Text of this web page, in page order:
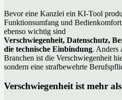
Bevor eine Kanzlei ein KI-Tool
Funktionsumfang und
ebenso wichtig sind
Verschwiegenheit, Datenschutz,
die technische Einbindung. Anders
Branchen ist die Verschwiegenheit
sondern eine strafbewehrte
Verschwiegenheit ist mehr